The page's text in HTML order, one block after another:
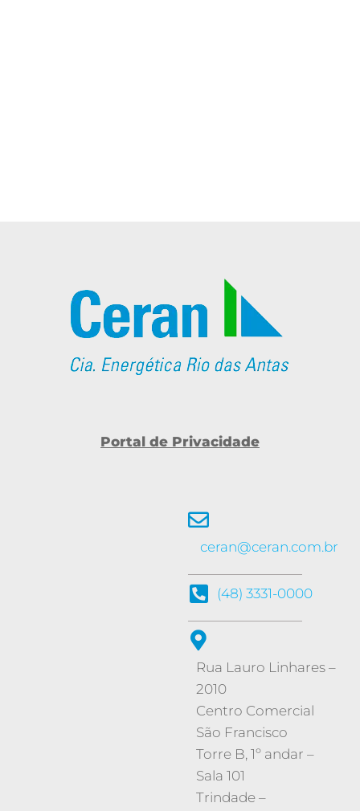
Portal de Privacidade
ceran@ceran.com.br
(48) 3331-0000
Rua Lauro Linhares –
2010
Centro Comercial
São Francisco
Torre B, 1º andar –
Sala 101
Trindade –